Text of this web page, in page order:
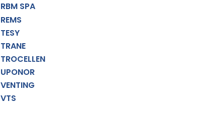
RBM SPA
REMS
TESY
TRANE
TROCELLEN
UPONOR
VENTING
VTS